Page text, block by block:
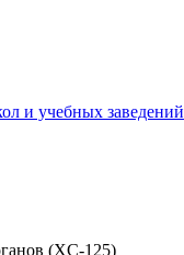
и учебных заведений
(XC-125)